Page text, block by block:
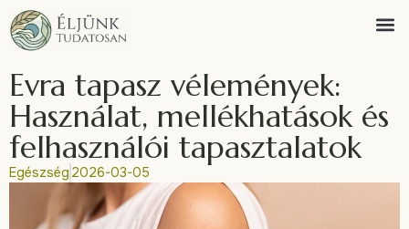
Evra tapasz vélemények:
Használat, mellékhatások és
felhasználói tapasztalatok
Egészség 2026-03-05